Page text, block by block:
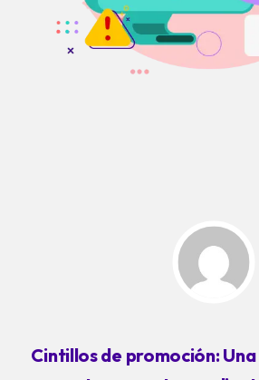
Cintillos de promoción: